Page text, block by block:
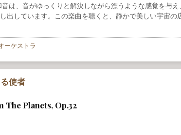
は、音がゆっくりと解決しながら漂うような感覚を与え
出しています。この楽曲を聴くと、静かで美しい宇宙の
ーケストラ
使者
Planets, Op.32